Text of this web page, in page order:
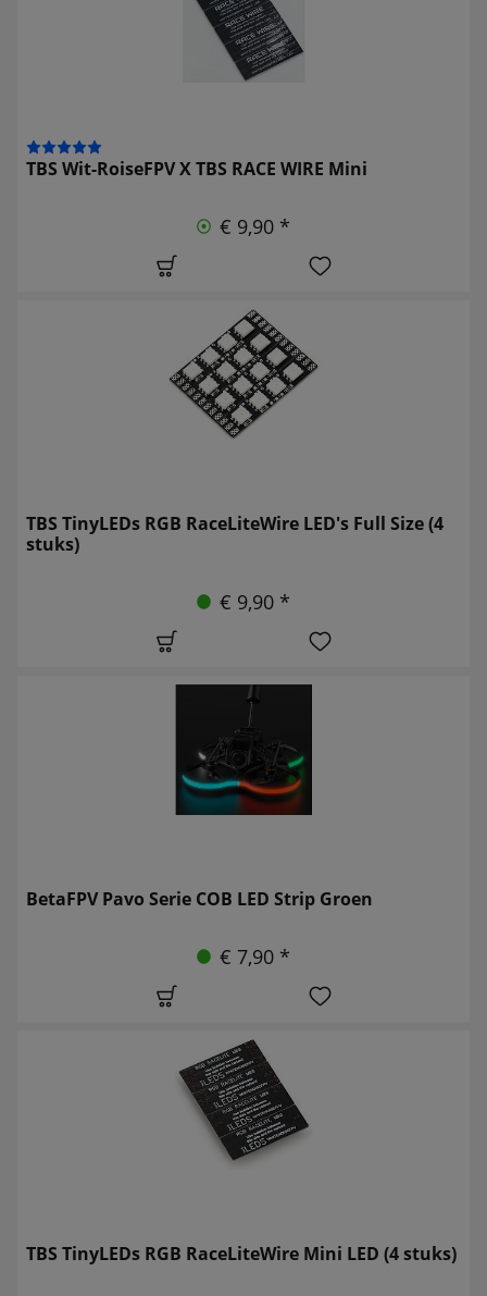
TBS Wit-RoiseFPV X TBS RACE WIRE Mini
€ 9,90 *
TBS TinyLEDs RGB RaceLiteWire LED's Full Size (4
stuks)
€ 9,90 *
BetaFPV Pavo Serie COB LED Strip Groen
€ 7,90 *
TBS TinyLEDs RGB RaceLiteWire Mini LED (4 stuks)